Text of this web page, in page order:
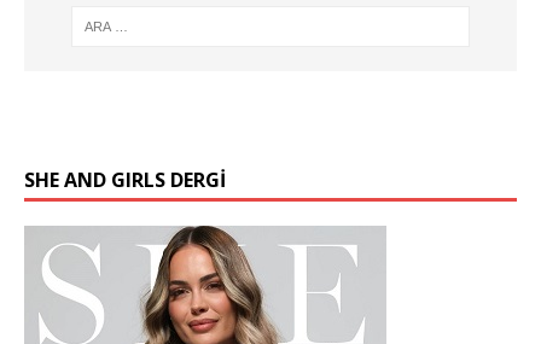
SHE AND GIRLS DERGİ